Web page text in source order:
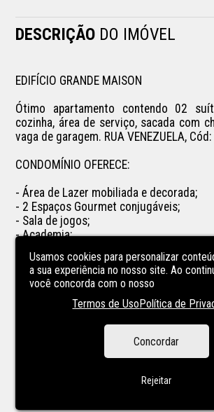
DESCRIÇÃO DO IMÓVEL
EDIFÍCIO GRANDE MAISON
Ótimo apartamento contendo 02
cozinha, área de serviço, sacada com
vaga de garagem. RUA VENEZUELA,
CONDOMÍNIO OFERECE:
- Área de Lazer mobiliada e decorada;
- 2 Espaços Gourmet conjugáveis;
- Sala de jogos;
- Academia;
- Espaço Kids;
- Piscina coberta e aquecida com teto
- Piscina externa;
- Gazebo com lareira;
- Aquecimento a gás.
Usamos cookies para personalizar
a sua experiência no nosso site. Ao
você concorda com o nosso
Termos de UsoPolítica de
Concordar
Rejeitar